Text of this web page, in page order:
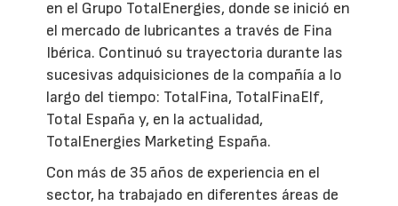
en el Grupo TotalEnergies, donde se inició en
el mercado de lubricantes a través de Fina
Ibérica. Continuó su trayectoria durante las
sucesivas adquisiciones de la compañía a lo
largo del tiempo: TotalFina, TotalFinaElf,
Total España y, en la actualidad,
TotalEnergies Marketing España.
Con más de 35 años de experiencia en el
sector, ha trabajado en diferentes áreas de